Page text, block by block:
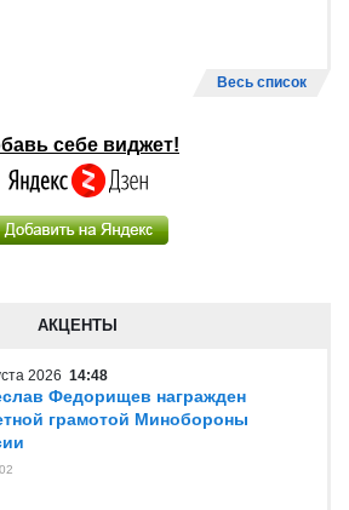
Весь список
себе виджет!
АКЦЕНТЫ
2026 14:48
Федорищев награжден
грамотой Минобороны